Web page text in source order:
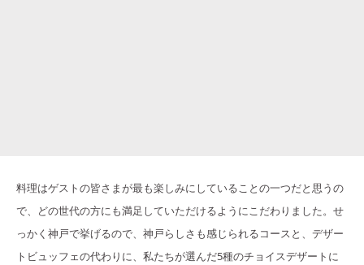
料理はゲストの皆さまが最も楽しみにしていることの一つだと思うの
で、どの世代の方にも満足していただけるようにこだわりました。せ
っかく神戸で挙げるので、神戸らしさも感じられるコースと、デザー
トビュッフェの代わりに、私たちが選んだ5種のチョイスデザートに